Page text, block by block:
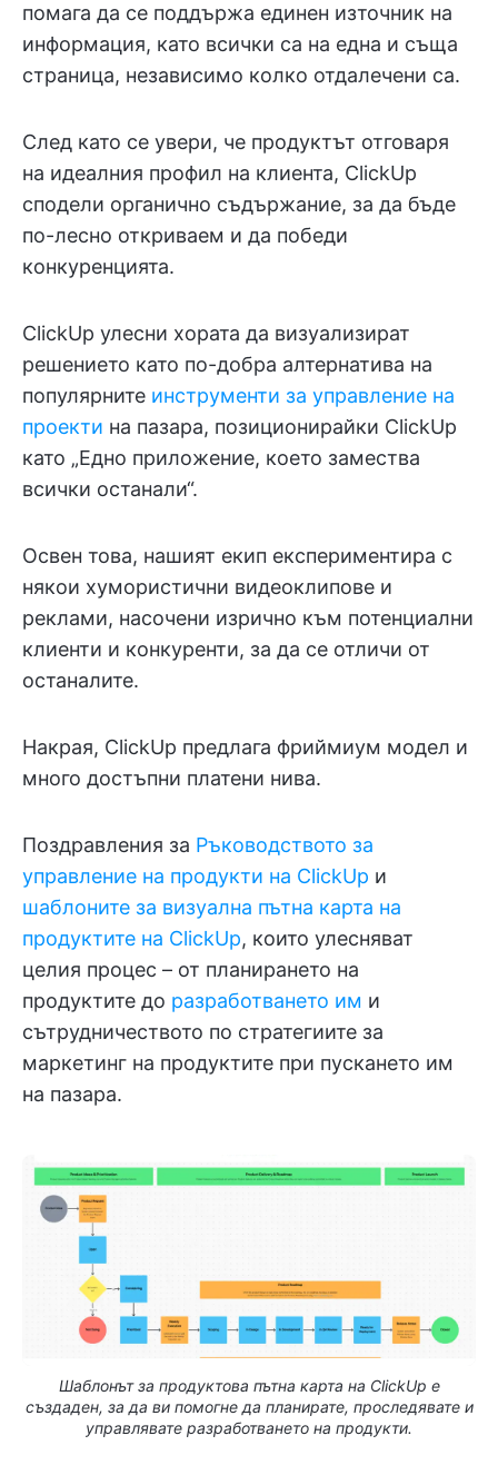
помага да се поддържа единен източник на
информация, като всички са на една и съща
страница, независимо колко отдалечени са.
След като се увери, че продуктът отговаря
на идеалния профил на клиента, ClickUp
сподели органично съдържание, за да бъде
по-лесно откриваем и да победи
конкуренцията.
ClickUp улесни хората да визуализират
решението като по-добра алтернатива на
популярните инструменти за управление на
проекти на пазара, позиционирайки ClickUp
като „Едно приложение, което замества
всички останали“.
Освен това, нашият екип експериментира с
някои хумористични видеоклипове и
реклами, насочени изрично към потенциални
клиенти и конкуренти, за да се отличи от
останалите.
Накрая, ClickUp предлага фриймиум модел и
много достъпни платени нива.
Поздравления за Ръководството за
управление на продукти на ClickUp и
шаблоните за визуална пътна карта на
продуктите на ClickUp, които улесняват
целия процес – от планирането на
продуктите до разработването им и
сътрудничеството по стратегиите за
маркетинг на продуктите при пускането им
на пазара.
Шаблонът за продуктова пътна карта на ClickUp е
създаден, за да ви помогне да планирате, проследявате и
управлявате разработването на продукти.